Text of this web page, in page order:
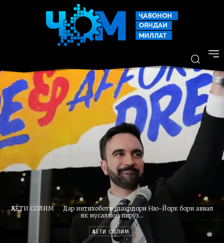
ҲАЁТИ СОЛИМ
Дар интихоботи шаҳрдори Ню-Йорк бори аввал
як мусалмон пирӯз...
ҲАЁТИ СОЛИМ